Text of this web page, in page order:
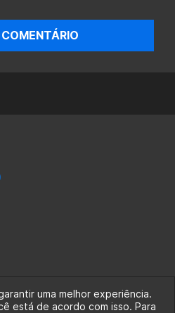
DC, uma empresa da Legado
uma melhor experiência.
está de acordo com isso. Para